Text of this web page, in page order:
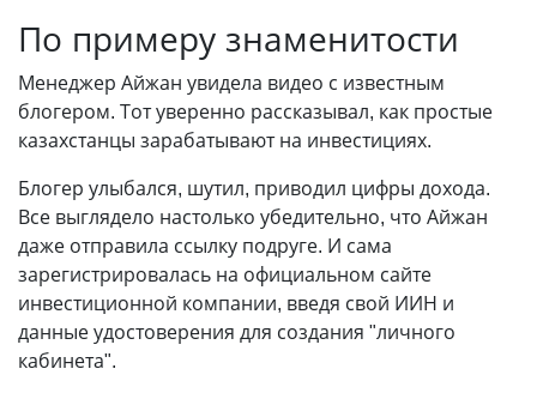
По примеру знаменитости
Менеджер Айжан увидела видео с известным
блогером. Тот уверенно рассказывал, как простые
казахстанцы зарабатывают на инвестициях.
Блогер улыбался, шутил, приводил цифры дохода.
Все выглядело настолько убедительно, что Айжан
даже отправила ссылку подруге. И сама
зарегистрировалась на официальном сайте
инвестиционной компании, введя свой ИИН и
данные удостоверения для создания "личного
кабинета".